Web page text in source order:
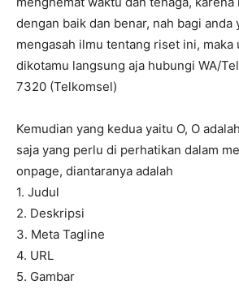
dengan baik dan benar, nah bagi anda
mengasah ilmu tentang riset ini, maka
dikotamu langsung aja hubungi WA/
7320 (Telkomsel)
Kemudian yang kedua yaitu O, O
saja yang perlu di perhatikan dalam
onpage, diantaranya adalah
1. Judul
2. Deskripsi
3. Meta Tagline
4. URL
5. Gambar